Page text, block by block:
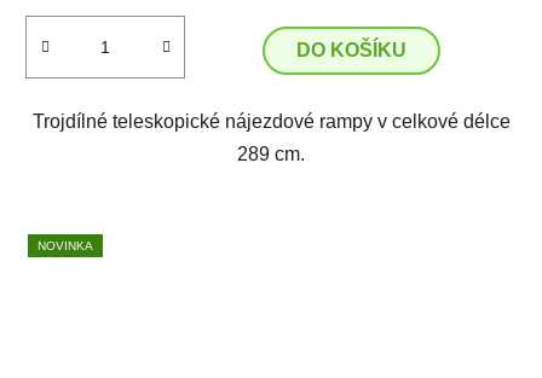
DO KOŠÍKU
Trojdílné teleskopické nájezdové rampy v celkové délce
289 cm.
NOVINKA